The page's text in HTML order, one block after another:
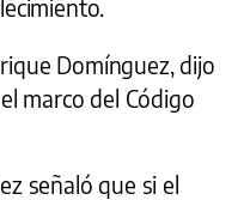
Domínguez, dijo
marco del Código
señaló que si el